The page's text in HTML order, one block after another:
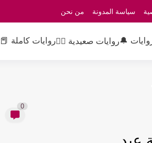
سياسة المدونة من نحن
🔔روايات صعيدية 👳‍♂️روايات كاملة 📕
0